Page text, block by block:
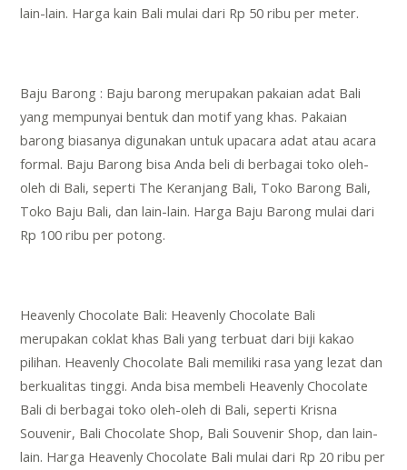
lain-lain. Harga kain Bali mulai dari Rp 50 ribu per meter.
Baju Barong : Baju barong merupakan pakaian adat Bali
yang mempunyai bentuk dan motif yang khas. Pakaian
barong biasanya digunakan untuk upacara adat atau acara
formal. Baju Barong bisa Anda beli di berbagai toko oleh-
oleh di Bali, seperti The Keranjang Bali, Toko Barong Bali,
Toko Baju Bali, dan lain-lain. Harga Baju Barong mulai dari
Rp 100 ribu per potong.
Heavenly Chocolate Bali: Heavenly Chocolate Bali
merupakan coklat khas Bali yang terbuat dari biji kakao
pilihan. Heavenly Chocolate Bali memiliki rasa yang lezat dan
berkualitas tinggi. Anda bisa membeli Heavenly Chocolate
Bali di berbagai toko oleh-oleh di Bali, seperti Krisna
Souvenir, Bali Chocolate Shop, Bali Souvenir Shop, dan lain-
lain. Harga Heavenly Chocolate Bali mulai dari Rp 20 ribu per